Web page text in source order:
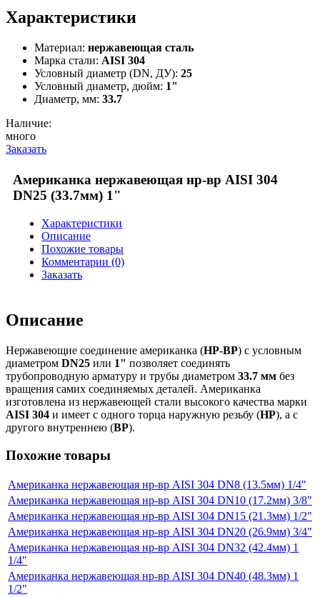
Характеристики
Материал: нержавеющая сталь
Марка стали: AISI 304
Условный диаметр (DN, ДУ): 25
Условный диаметр, дюйм: 1"
Диаметр, мм: 33.7
Наличие:
много
Заказать
Американка нержавеющая нр-вр AISI 304
DN25 (33.7мм) 1"
Характеристики
Описание
Похожие товары
Комментарии (0)
Заказать
Описание
Нержавеющие соединение американка (НР-ВР) с условным
диаметром DN25 или 1" позволяет соединять
трубопроводную арматуру и трубы диаметром 33.7 мм без
вращения самих соединяемых деталей. Американка
изготовлена из нержавеющей стали высокого качества марки
AISI 304 и имеет с одного торца наружную резьбу (НР), а с
другого внутреннею (ВР).
Похожие товары
Американка нержавеющая нр-вр AISI 304 DN8 (13.5мм) 1/4"
Американка нержавеющая нр-вр AISI 304 DN10 (17.2мм) 3/8"
Американка нержавеющая нр-вр AISI 304 DN15 (21.3мм) 1/2"
Американка нержавеющая нр-вр AISI 304 DN20 (26.9мм) 3/4"
Американка нержавеющая нр-вр AISI 304 DN32 (42.4мм) 1
1/4"
Американка нержавеющая нр-вр AISI 304 DN40 (48.3мм) 1
1/2"